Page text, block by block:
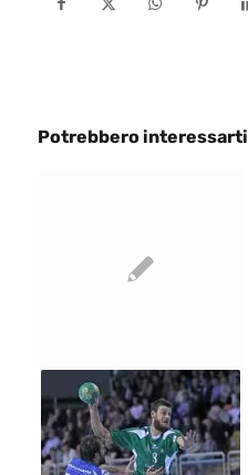
Potrebbero interessarti